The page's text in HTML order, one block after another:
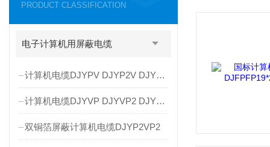
PRODUCT CLASSIFICATION
电子计算机用屏蔽电缆
计算机电缆DJYPV DJYP2V DJYP3V
计算机电缆DJYVP DJYVP2 DJYVP3
双铜箔屏蔽计算机电缆DJYP2VP2